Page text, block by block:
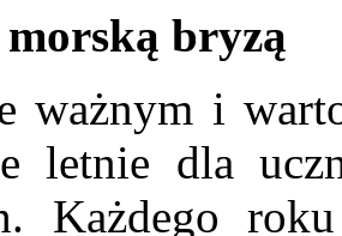
bryzą
ważnym i
letnie dla
Każdego